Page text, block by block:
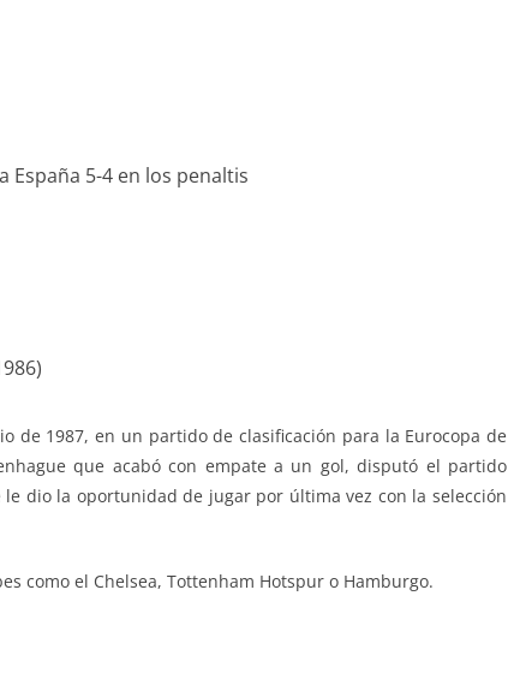
España 5-4 en los penaltis
de 1987, en un partido de clasificación para la Eurocopa de
que acabó con empate a un gol, disputó el partido
dio la oportunidad de jugar por última vez con la selección
como el Chelsea, Tottenham Hotspur o Hamburgo.